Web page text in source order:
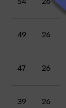
26
54
26
49
26
47
26
39